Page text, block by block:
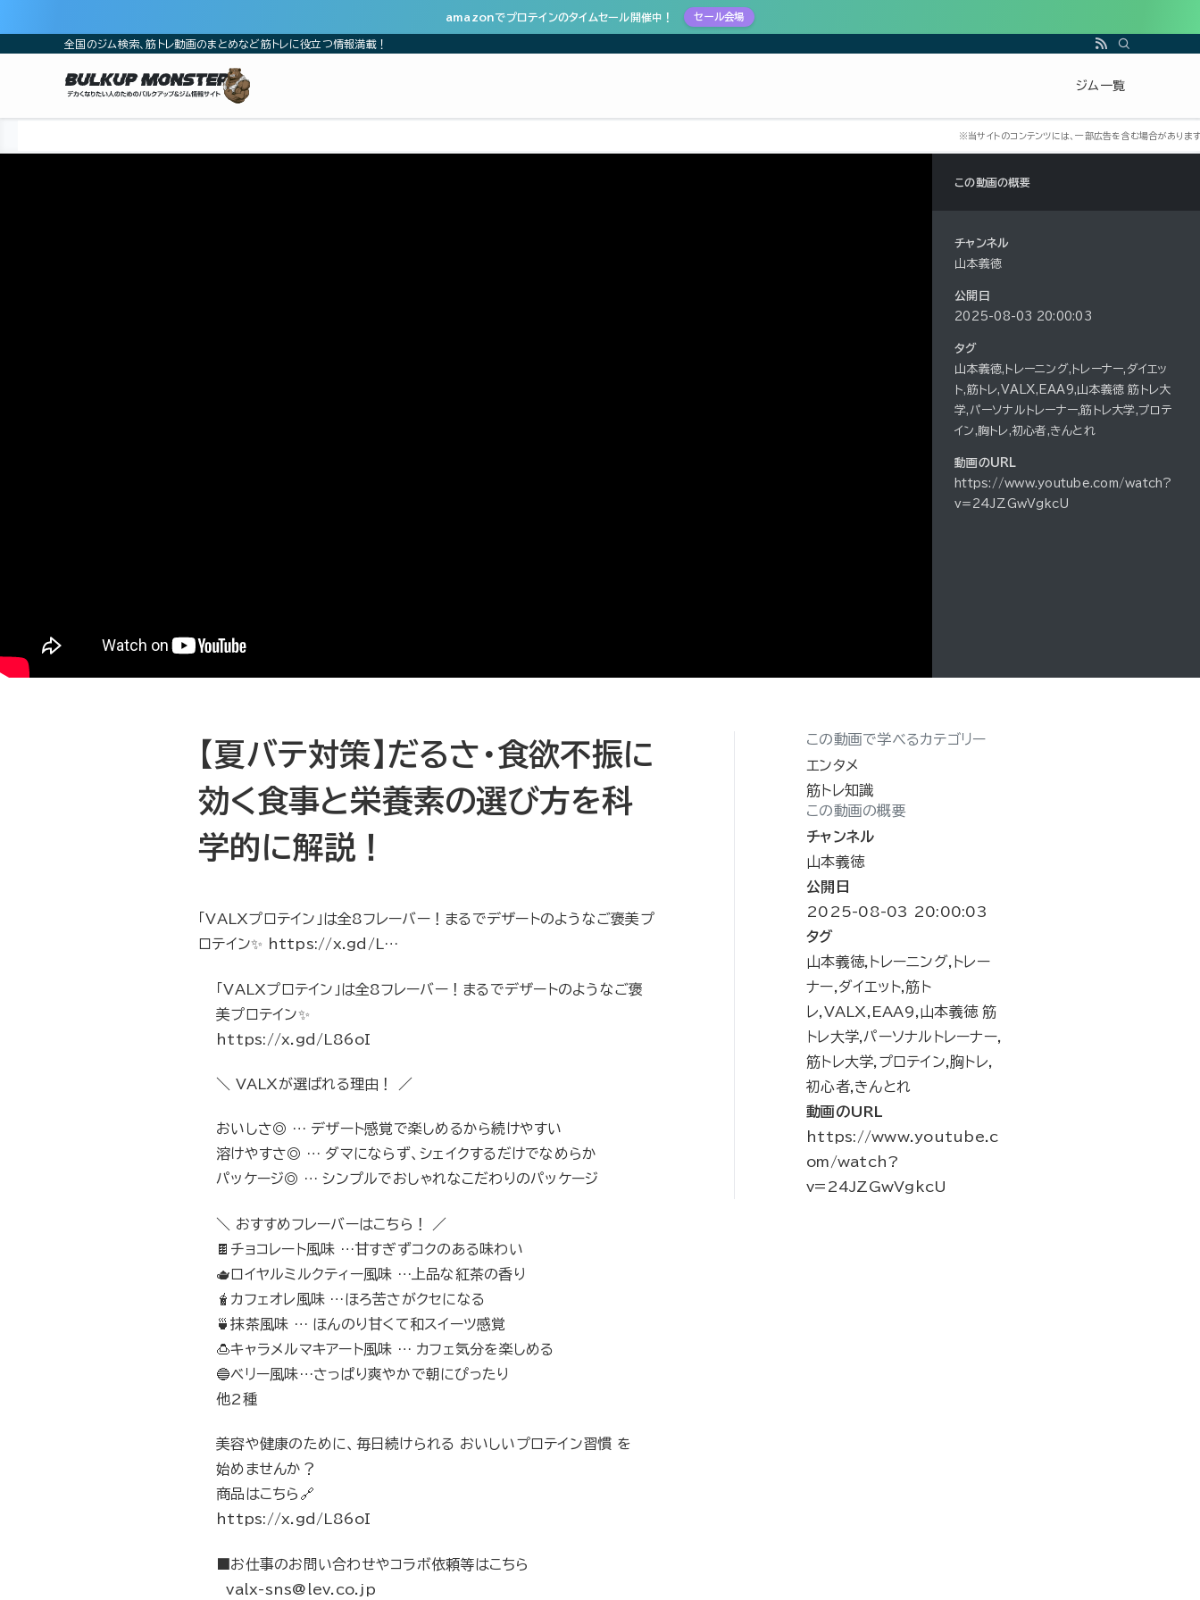
amazonでプロテインのタイムセール開催中！ セール会場
全国のジム検索、筋トレ動画のまとめなど筋トレに役立つ情報満載！
ジム一覧
この動画の概要
チャンネル
山本義徳
公開日
2025-08-03 20:00:03
タグ
山本義徳,トレーニング,トレーナー,ダイエッ
ト,筋トレ,VALX,EAA9,山本義徳 筋トレ大
学,パーソナルトレーナー,筋トレ大学,プロテ
イン,胸トレ,初心者,きんとれ
動画のURL
https://www.youtube.com/watch?
v=24JZGwVgkcU
【夏バテ対策】だるさ・食欲不振に
効く食事と栄養素の選び方を科
学的に解説！
「VALXプロテイン」は全8フレーバー！まるでデザートのようなご褒美プ
ロテイン✨ https://x.gd/L…
「VALXプロテイン」は全8フレーバー！まるでデザートのようなご褒
美プロテイン✨
https://x.gd/L86oI
＼ VALXが選ばれる理由！ ／
おいしさ◎ … デザート感覚で楽しめるから続けやすい
溶けやすさ◎ … ダマにならず、シェイクするだけでなめらか
パッケージ◎ … シンプルでおしゃれなこだわりのパッケージ
＼ おすすめフレーバーはこちら！ ／
🍫チョコレート風味 …甘すぎずコクのある味わい
🫖ロイヤルミルクティー風味 …上品な紅茶の香り
🧋カフェオレ風味 …ほろ苦さがクセになる
🍵抹茶風味 … ほんのり甘くて和スイーツ感覚
🍮キャラメルマキアート風味 … カフェ気分を楽しめる
🔵ベリー風味…さっぱり爽やかで朝にぴったり
他2種
美容や健康のために、毎日続けられる おいしいプロテイン習慣 を
始めませんか？
商品はこちら🔗
https://x.gd/L86oI
■お仕事のお問い合わせやコラボ依頼等はこちら
valx-sns@lev.co.jp
この動画で学べるカテゴリー
エンタメ
筋トレ知識
この動画の概要
チャンネル
山本義徳
公開日
2025-08-03 20:00:03
タグ
山本義徳,トレーニング,トレー
ナー,ダイエット,筋ト
レ,VALX,EAA9,山本義徳 筋
トレ大学,パーソナルトレーナー,
筋トレ大学,プロテイン,胸トレ,
初心者,きんとれ
動画のURL
https://www.youtube.c
om/watch?
v=24JZGwVgkcU